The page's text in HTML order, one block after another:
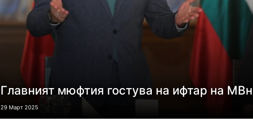
Главният мюфтия гостува на ифтар на
29 Март 2025